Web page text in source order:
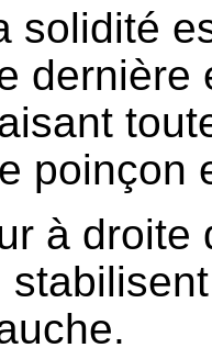
solidité
dernière
poinçon
à